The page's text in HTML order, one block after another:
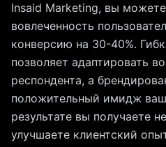
Insaid Marketing, вы
вовлеченность
конверсию на 30-40%.
позволяет адаптировать
респондента, а
положительный имидж
результате вы получаете
улучшаете клиентский